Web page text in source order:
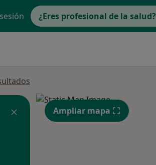
¿Eres profesional de la salud?
Ampliar mapa